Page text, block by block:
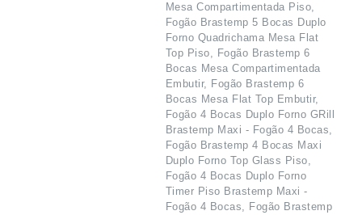
Mesa Compartimentada Piso,
Fogão Brastemp 5 Bocas Duplo
Forno Quadrichama Mesa Flat
Top Piso, Fogão Brastemp 6
Bocas Mesa Compartimentada
Embutir, Fogão Brastemp 6
Bocas Mesa Flat Top Embutir,
Fogão 4 Bocas Duplo Forno GRill
Brastemp Maxi - Fogão 4 Bocas,
Fogão Brastemp 4 Bocas Maxi
Duplo Forno Top Glass Piso,
Fogão 4 Bocas Duplo Forno
Timer Piso Brastemp Maxi -
Fogão 4 Bocas, Fogão Brastemp